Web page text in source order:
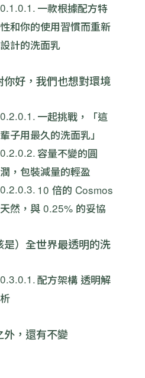
一款根據配方特
性和你的使用習慣而重新
設計的洗面乳
你好，我們也想對環境
一起挑戰，「這
輩子用最久的洗面乳」
容量不變的圓
潤，包裝減量的輕盈
10 倍的 Cosmos
天然，與 0.25% 的妥協
是）全世界最透明的洗
配方架構 透明解
析
外，還有不變